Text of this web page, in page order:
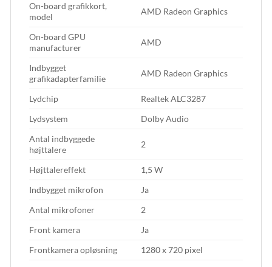
On-board grafikkort,
model
AMD Radeon Graphics
On-board GPU
manufacturer
AMD
Indbygget
grafikadapterfamilie
AMD Radeon Graphics
Lydchip
Realtek ALC3287
Lydsystem
Dolby Audio
Antal indbyggede
højttalere
2
Højttalereffekt
1,5 W
Indbygget mikrofon
Ja
Antal mikrofoner
2
Front kamera
Ja
Frontkamera opløsning
1280 x 720 pixel